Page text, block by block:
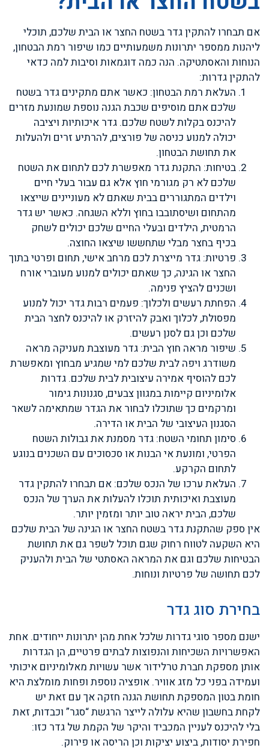
אם תבחרו להתקין גדר בשטח החצר או הבית שלכם, תוכלי
ליהנות ממספר יתרונות משמעותיים כמו שיפור רמת הבטחון,
הנוחות והאסתטיקה. הנה כמה דוגמאות וסיבות למה כדאי
להתקין גדרות:
העלאת רמת הבטחון: כאשר אתם מתקינים גדר בשטח
שלכם אתם מוסיפים שכבת הגנה נוספת שמונעת מזרים
להיכנס בקלות לשטח שלכם. גדר איכותיות ויציבה
יכולה למנוע כניסה של פורצים, להרתיע זרים ולהעלות
את תחושת הבטחון.
בטיחות: התקנת גדר מאפשרת לכם לתחום את השטח
שלכם לא רק מגורמי חוץ אלא גם עבור בעלי חיים
וילדים המתגוררים בבית שאתם לא מעוניינים שייצאו
מהתחום ושיסתובבו בחוץ וללא השגחה. כאשר יש גדר
הרמטית, הילדים ובעלי החיים שלכם יכולים לשחק
בכיף בחצר מבלי שתחששו שיצאו החוצה.
פרטיות: גדר מייצרת לכם מרחב אישי, תחום ופרטי בתוך
החצר או הגינה, כך שאתם יכולים למנוע מעוברי אורח
ושכנים להציץ פנימה.
הפחתת רעשים ולכלוך: פעמים רבות גדר יכול למנוע
מפסולת, לכלוך ואבק להיזרק או להיכנס לחצר הבית
שלכם וכן גם לסנן רעשים.
שיפור מראה חוץ הבית: גדר מעוצבת מעניקה מראה
משודרג ויפה לבית שלכם למי שמגיע מבחוץ ומאפשרת
לכם להוסיף אמירה עיצובית לבית שלכם. גדרות
אלומיניום קיימות במגוון צבעים, סגנונות גימור
ומרקמים כך שתוכלו לבחור את הגדר שמתאימה לשאר
הסגנון העיצובי של הבית או הדירה.
סימון תחומי השטח: גדר מסמנת את גבולות השטח
הפרטי, ומונעת אי הבנות או סכסוכים עם השכנים בנוגע
לתחום הקרקע.
העלאת ערכו של הנכס שלכם: אם תבחרו להתקין גדר
מעוצבת ואיכותית תוכלו להעלות את הערך של הנכס
שלכם, הבית יראה טוב יותר ומזמין יותר.
אין ספק שהתקנת גדר בשטח החצר או הגינה של הבית שלכם
היא השקעה לטווח רחוק שגם תוכל לשפר גם את תחושת
הבטיחות שלכם וגם את המראה האסתטי של הבית ולהעניק
לכם תחושה של פרטיות ונוחות.
בחירת סוג גדר
ישנם מספר סוגי גדרות שלכל אחת מהן יתרונות ייחודים. אחת
האפשרויות השכיחות והנפוצות לבתים פרטיים, הן הגדרות
אותן מספקת חברת טרלידור אשר עשויות מאלומיניום איכותי
ועמידה בפני כל מזג אוויר. אופציה נוספת ופחות מומלצת היא
חומת בטון המספקת תחושת הגנה חזקה אך עם זאת יש
לקחת בחשבון שהיא עלולה לייצר הרגשת “סגר” וכבדות, זאת
בלי להיכנס לעניין המכביד והיקר של הקמת של גדר כזו:
חפירת יסודות, ביצוע יציקות וכן הריסה או פירוק.